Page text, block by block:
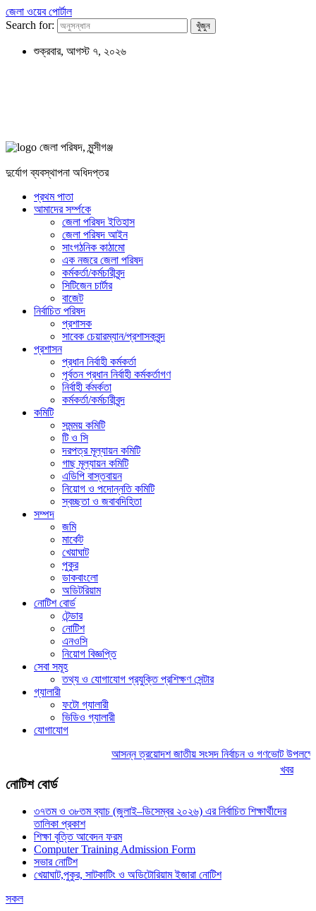
জেলা ওয়েব পোর্টাল
Search for:
শুক্রবার, আগস্ট ৭, ২০২৬
জেলা পরিষদ, মুন্সীগঞ্জ
দুর্যোগ ব্যবস্থাপনা অধিদপ্তর
প্রথম পাতা
আমাদের সর্ম্পকে
জেলা পরিষদ ইতিহাস
জেলা পরিষদ আইন
সাংগঠনিক কাঠামো
এক নজরে জেলা পরিষদ
কর্মকর্তা/কর্মচারীবৃন্দ
সিটিজেন চার্টার
বাজেট
নির্বাচিত পরিষদ
প্রশাসক
সাবেক চেয়ারম্যান/প্রশাসকবৃন্দ
প্রশাসন
প্রধান নির্বাহী কর্মকর্তা
পূর্বতন প্রধান নির্বাহী কর্মকর্তাগণ
নির্বাহী র্কমর্কতা
কর্মকর্তা/কর্মচারীবৃন্দ
কমিটি
সমন্ময় কমিটি
টি ও সি
দরপত্র মূল্যায়ন কমিটি
গাছ মূল্যায়ন কমিটি
এডিপি বাস্তবায়ন
নিয়োগ ও পদোন্নতি কমিটি
স্বচ্ছতা ও জবাবদিহিতা
সম্পদ
জমি
মার্কেট
খেয়াঘাট
পুকুর
ডাকবাংলো
অডিটরিয়াম
নোটিশ বোর্ড
টেন্ডার
নোটিশ
এনওসি
নিয়োগ বিজ্ঞপ্তি
সেবা সমূহ
তথ্য ও যোগাযোগ প্রযুক্তি প্রশিক্ষণ সেন্টার
গ্যালারী
ফটো গ্যালারী
ভিডিও গ্যালারী
যোগাযোগ
আসন্ন ত্রয়োদশ জাতীয় সংসদ নির্বাচন ও গণভোট উপলক্ষে
খবর
নোটিশ বোর্ড
৩৭তম ও ৩৮তম ব্যাচ (জুলাই–ডিসেম্বর ২০২৬) এর নির্বাচিত শিক্ষার্থীদের
তালিকা প্রকাশ
শিক্ষা বৃত্তি আবেদন ফরম
Computer Training Admission Form
সভার নোটিশ
খেয়াঘাট,পুকুর, সাটকাটিং ও অডিটোরিয়াম ইজারা নোটিশ
সকল